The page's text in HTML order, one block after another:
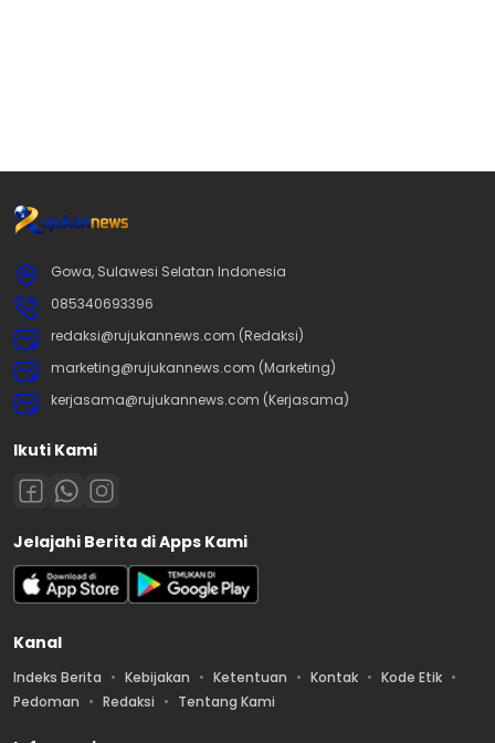
Gowa, Sulawesi Selatan Indonesia
085340693396
redaksi@rujukannews.com (Redaksi)
marketing@rujukannews.com (Marketing)
kerjasama@rujukannews.com (Kerjasama)
Ikuti Kami
Jelajahi Berita di Apps Kami
Kanal
Indeks Berita Kebijakan Ketentuan Kontak
Kode Etik
Pedoman
Redaksi Tentang Kami